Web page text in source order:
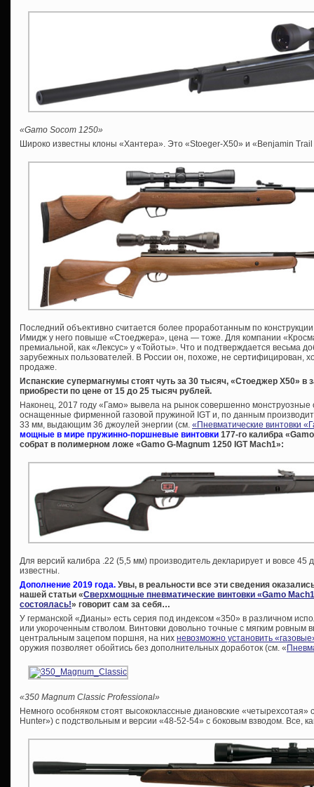
«Gamo Socom 1250»
Широко известны клоны «Хантера». Это «Stoeger-X50» и «Benjamin
Последний объективно считается более проработанным по
Имидж у него повыше «Стоеджера», цена — тоже. Для компании
премиальной, как «Лексус» у «Тойоты». Что и подтверждается весьма
зарубежных пользователей. В России он, похоже, не сертифицирован,
продаже.
Испанские супермагнумы стоят чуть за 30 тысяч, «Стоеджер Х50»
приобрести по цене от 15 до 25 тысяч рублей.
Наконец, 2017 году «Гамо» вывела на рынок совершенно
оснащенные фирменной газовой пружиной IGT и, по данным
33 мм, выдающим 36 джоулей энергии (см. «Пневматические винтовки
мощные в мире пружинно-поршневые винтовки 177-го калибра
собрат в полимерном ложе «Gamo G-Magnum 1250 IGT Mach1»:
Для версий калибра .22 (5,5 мм) производитель декларирует и вовсе 45
известны.
Дополнение 2019 года. Увы, в реальности все эти сведения
нашей статьи «Сверхмощные пневматические винтовки «Gamo
состоялась!» говорит сам за себя…
У германской «Дианы» есть серия под индексом «350» в различном
или укороченным стволом. Винтовки довольно точные с мягким ровным
центральным зацепом поршня, на них невозможно установить
оружия позволяет обойтись без дополнительных доработок (см. «
«350 Magnum Classic Professional»
Немного особняком стоят высококлассные диановские
Hunter») с подствольным и версии «48-52-54» c боковым взводом. Все,